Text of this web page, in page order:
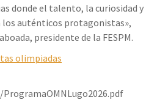
donde el talento, la curiosidad y
los auténticos protagonistas»,
presidente de la FESPM.
olimpiadas